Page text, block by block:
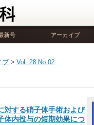
新号 アーカイブ
ブ > Vol. 28 No.02
対する硝子体手術および
体内投与の短期効果につ